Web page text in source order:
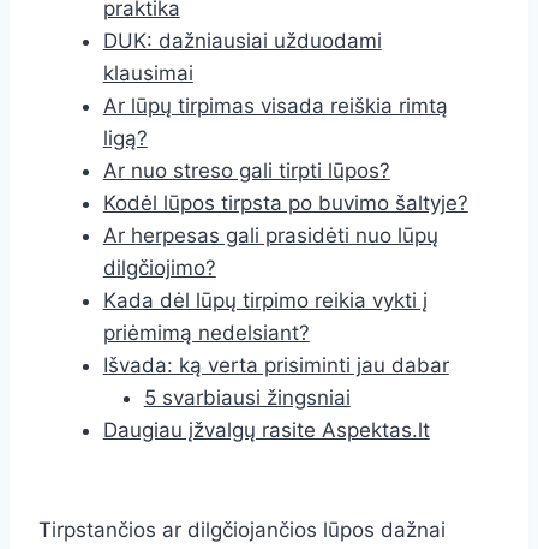
praktika
DUK: dažniausiai užduodami
klausimai
Ar lūpų tirpimas visada reiškia rimtą
ligą?
Ar nuo streso gali tirpti lūpos?
Kodėl lūpos tirpsta po buvimo šaltyje?
Ar herpesas gali prasidėti nuo lūpų
dilgčiojimo?
Kada dėl lūpų tirpimo reikia vykti į
priėmimą nedelsiant?
Išvada: ką verta prisiminti jau dabar
5 svarbiausi žingsniai
Daugiau įžvalgų rasite Aspektas.lt
Tirpstančios ar dilgčiojančios lūpos dažnai